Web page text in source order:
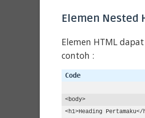
Elemen Nested
Elemen HTML
contoh :
<body>
<h1>Heading Pertamaku</